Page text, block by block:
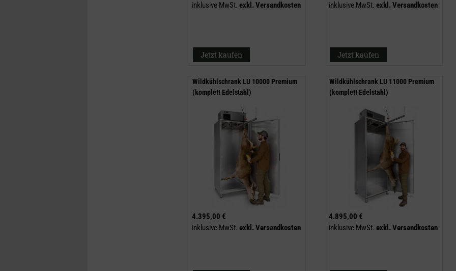
inklusive MwSt. exkl. Versandkosten
Jetzt kaufen
inklusive MwSt. exkl.Versandkosten
Jetzt kaufen
Wildkühlschrank LU 10000 Premium
(komplett Edelstahl)
4.395,00 €
inklusive MwSt. exkl. Versandkosten
Wildkühlschrank LU 11000 Premium
(komplett Edelstahl)
4.895,00 €
inklusive MwSt. exkl.Versandkosten